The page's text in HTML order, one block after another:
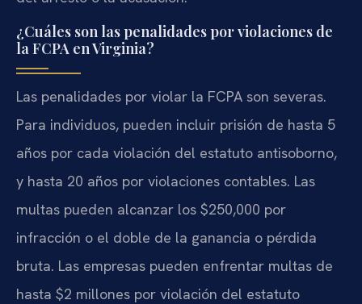
¿Cuáles son las penalidades por violaciones de
la FCPA en Virginia?
Las penalidades por violar la FCPA son severas.
Para individuos, pueden incluir prisión de hasta 5
años por cada violación del estatuto antisoborno,
y hasta 20 años por violaciones contables. Las
multas pueden alcanzar los $250,000 por
infracción o el doble de la ganancia o pérdida
bruta. Las empresas pueden enfrentar multas de
hasta $2 millones por violación del estatuto